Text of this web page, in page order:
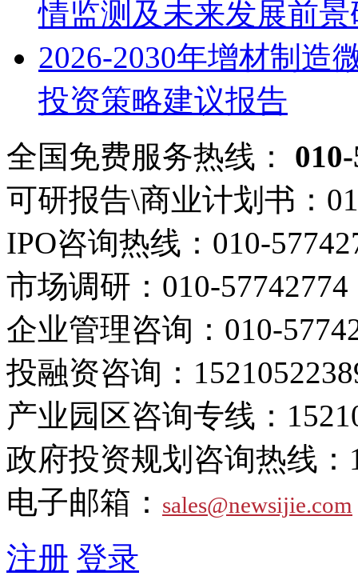
情监测及未来发展前
2026-2030年增材制造
投资策略建议报告
全国免费服务热线：
可研报告\商业计划书：
IPO咨询热线： 010-
市场调研： 010-57742774
企业管理咨询： 010-
投融资咨询：
产业园区咨询专线：
政府投资规划咨询热线：
电子邮箱： sales@newsijie.com
注册 登录